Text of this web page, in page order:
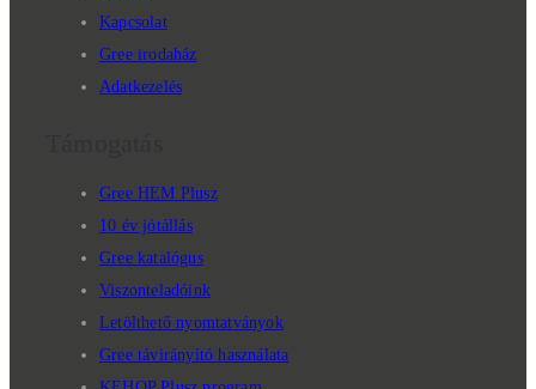
Kapcsolat
Gree irodaház
Adatkezelés
Gree HEM Plusz
10 év jótállás
Gree katalógus
Viszonteladóink
Letölthető nyomtatványok
Gree távirányító használata